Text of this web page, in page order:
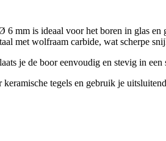
mm is ideaal voor het boren in glas en
met wolfraam carbide, wat scherpe
je de boor eenvoudig en stevig in
tegels en gebruik je